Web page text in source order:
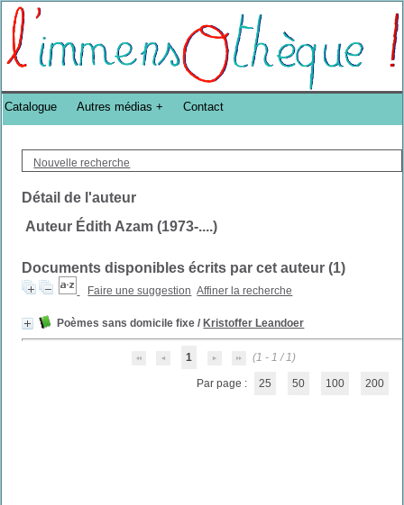
Bibliothèque DoucheFLUX Bibliotheek -->
Nouvelle recherche
Détail de l'auteur
Auteur Édith Azam (1973-....)
Documents disponibles écrits par cet auteur (1)
Faire une suggestion Affiner la recherche
Poèmes sans domicile fixe / Kristoffer Leandoer
1 (1 - 1 / 1)
Par page : 25 50 100 200
Catalogue Autres médias Contact